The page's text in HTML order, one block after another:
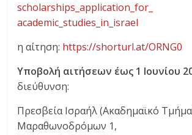
scholarships_application_for_
academic_studies_in_israel
η αίτηση: https://shorturl.at/ORNG0
Υποβολή αιτήσεων έως 1 Ιουνίου
διεύθυνση:
Πρεσβεία Ισραήλ (Ακαδημαϊκό
Μαραθωνοδρόμων 1,